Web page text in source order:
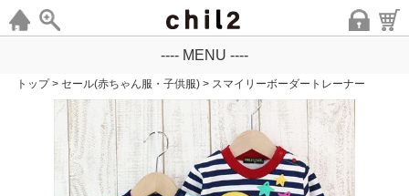
---- MENU ----
トップ > セール(赤ちゃん服・子供服) > スマイリーボーダートレーナー